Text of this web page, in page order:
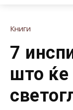
Книги
7
што ќе